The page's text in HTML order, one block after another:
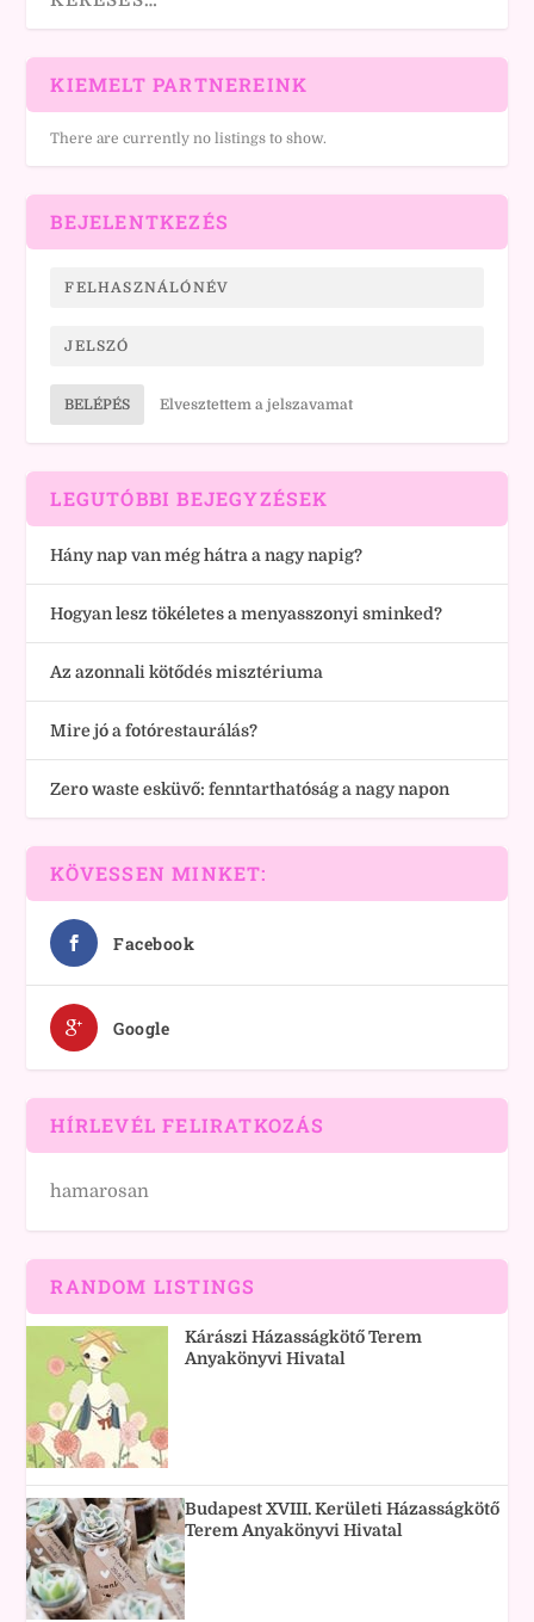
KIEMELT PARTNEREINK
There are currently no listings to show.
BEJELENTKEZÉS
BELÉPÉS Elvesztettem a jelszavamat
LEGUTÓBBI BEJEGYZÉSEK
Hány nap van még hátra a nagy napig?
Hogyan lesz tökéletes a menyasszonyi sminked?
Az azonnali kötődés misztériuma
Mire jó a fotórestaurálás?
Zero waste esküvő: fenntarthatóság a nagy napon
KÖVESSEN MINKET:
Facebook
Google
HÍRLEVÉL FELIRATKOZÁS
hamarosan
RANDOM LISTINGS
Kárászi Házasságkötő Terem
Anyakönyvi Hivatal
Budapest XVIII. Kerületi Házasságkötő
Terem Anyakönyvi Hivatal